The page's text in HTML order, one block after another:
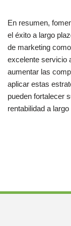
En resumen,
el éxito a largo
de marketing
excelente servicio
aumentar las
aplicar estas
pueden fortalecer
rentabilidad a largo